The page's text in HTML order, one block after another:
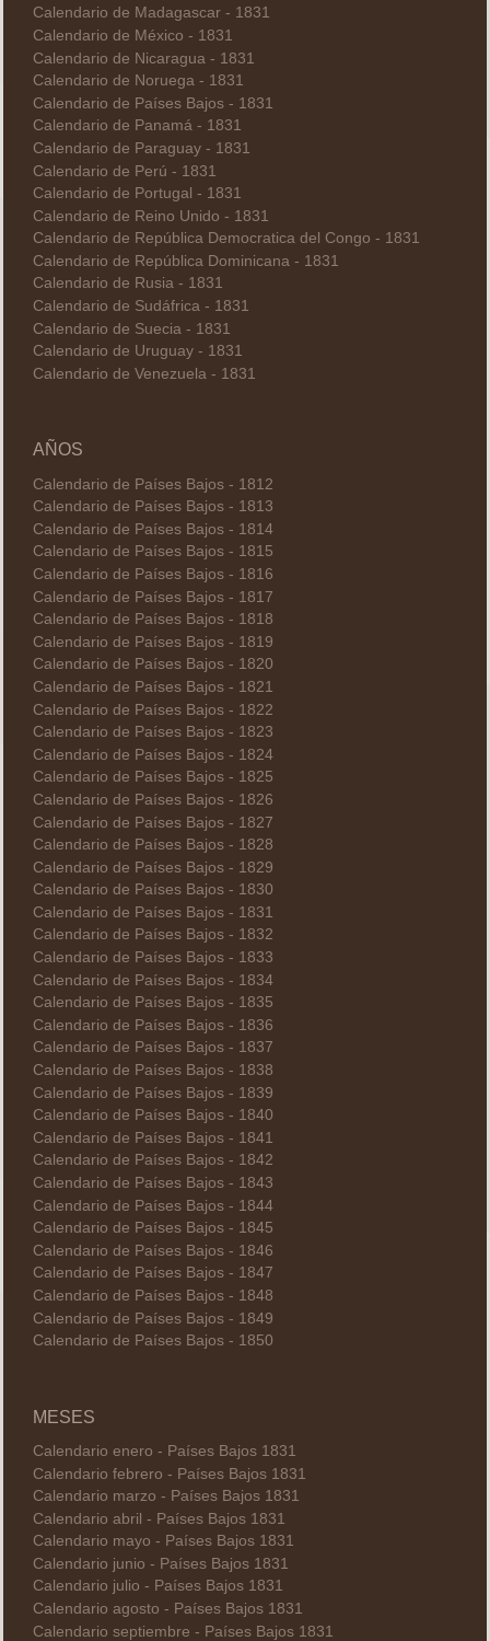
Calendario de Madagascar - 1831
Calendario de México - 1831
Calendario de Nicaragua - 1831
Calendario de Noruega - 1831
Calendario de Países Bajos - 1831
Calendario de Panamá - 1831
Calendario de Paraguay - 1831
Calendario de Perú - 1831
Calendario de Portugal - 1831
Calendario de Reino Unido - 1831
Calendario de República Democratica del Congo - 1831
Calendario de República Dominicana - 1831
Calendario de Rusia - 1831
Calendario de Sudáfrica - 1831
Calendario de Suecia - 1831
Calendario de Uruguay - 1831
Calendario de Venezuela - 1831
AÑOS
Calendario de Países Bajos - 1812
Calendario de Países Bajos - 1813
Calendario de Países Bajos - 1814
Calendario de Países Bajos - 1815
Calendario de Países Bajos - 1816
Calendario de Países Bajos - 1817
Calendario de Países Bajos - 1818
Calendario de Países Bajos - 1819
Calendario de Países Bajos - 1820
Calendario de Países Bajos - 1821
Calendario de Países Bajos - 1822
Calendario de Países Bajos - 1823
Calendario de Países Bajos - 1824
Calendario de Países Bajos - 1825
Calendario de Países Bajos - 1826
Calendario de Países Bajos - 1827
Calendario de Países Bajos - 1828
Calendario de Países Bajos - 1829
Calendario de Países Bajos - 1830
Calendario de Países Bajos - 1831
Calendario de Países Bajos - 1832
Calendario de Países Bajos - 1833
Calendario de Países Bajos - 1834
Calendario de Países Bajos - 1835
Calendario de Países Bajos - 1836
Calendario de Países Bajos - 1837
Calendario de Países Bajos - 1838
Calendario de Países Bajos - 1839
Calendario de Países Bajos - 1840
Calendario de Países Bajos - 1841
Calendario de Países Bajos - 1842
Calendario de Países Bajos - 1843
Calendario de Países Bajos - 1844
Calendario de Países Bajos - 1845
Calendario de Países Bajos - 1846
Calendario de Países Bajos - 1847
Calendario de Países Bajos - 1848
Calendario de Países Bajos - 1849
Calendario de Países Bajos - 1850
MESES
Calendario enero - Países Bajos 1831
Calendario febrero - Países Bajos 1831
Calendario marzo - Países Bajos 1831
Calendario abril - Países Bajos 1831
Calendario mayo - Países Bajos 1831
Calendario junio - Países Bajos 1831
Calendario julio - Países Bajos 1831
Calendario agosto - Países Bajos 1831
Calendario septiembre - Países Bajos 1831